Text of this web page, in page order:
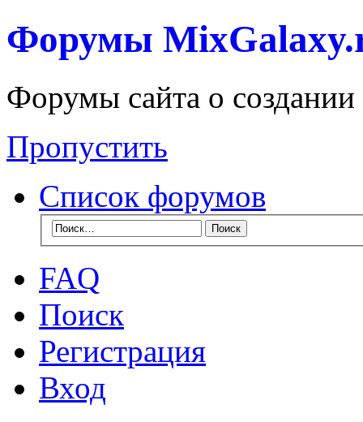
Форумы
Форумы сайта о
Пропустить
Список форумов
FAQ
Поиск
Регистрация
Вход